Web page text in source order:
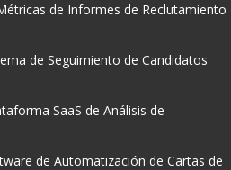
de Informes de Reclutamiento
de Seguimiento de Candidatos
SaaS de Análisis de
de Automatización de Cartas de